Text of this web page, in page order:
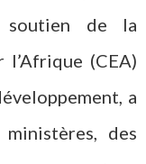
soutien de la
l’Afrique (CEA)
a
des